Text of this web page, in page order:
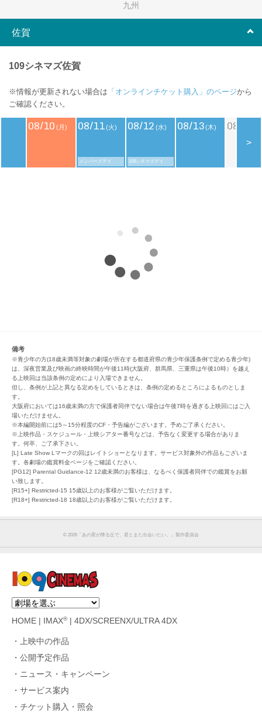
九州
佐賀
109シネマズ佐賀
※情報が更新されない場合は 「オンラインチケット購入」のページから
ご確認ください。
08/10 (月) 08/11(火)
メンバーズデイ
08/12 (水)
109シネマズデイ
08/13(木) 08/14
>
備考
※青少年の方(18歳未満等対象の劇場が所在する都道府県の青少年保護条例で定める青少年)
は、深夜営業及び映画の終映時間が午後11時(大阪府、群馬県、三重県は午後10時）を越え
る上映回は当該条例の定めにより入場できません。
但し、条例が上記と異なる定めをしているときは、条例の定めるところによるものとしま
す。
大阪府においては16歳未満の方で保護者同伴でない場合は午後7時を過ぎる上映回にはご入
場いただけません。
※本編開始前には5～15分程度のCF・予告編がございます。予めご了承ください。
※上映作品・スケジュール・上映シアター番号などは、予告なく変更する場合がありま
す。何卒、ご了承下さい。
[L] Late Show Lマークの回はレイトショーとなります。サービス対象外の作品もございま
す。各劇場の鑑賞料金ページをご確認ください。
[PG12] Parental Guidance-12 12歳未満のお客様は、なるべく保護者同伴での鑑賞をお願
い致します。
[R15+] Restricted-15 15歳以上のお客様がご覧いただけます。
[R18+] Restricted-18 18歳以上のお客様がご覧いただけます。
©︎ 2026「あの星が降る丘で、君とまた出会いたい。」製作委員会
HOME IMAX®| 4DX/SCREENX/ULTRA 4DX
上映中の作品
公開予定作品
ニュース・キャンペーン
サービス案内
チケット購入・照会